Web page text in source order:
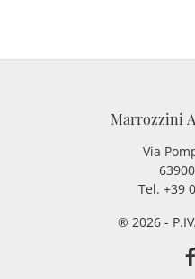
Marrozzini
Via
Tel. +39
® 2026 -